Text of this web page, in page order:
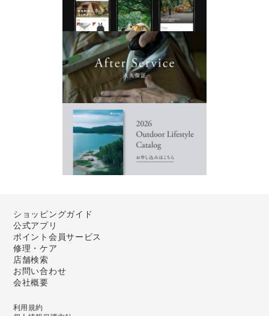
ショッピングガイド
公式アプリ
ポイント会員サービス
修理・ケア
店舗検索
お問い合わせ
会社概要
利用規約